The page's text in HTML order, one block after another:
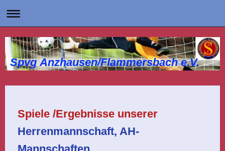
Spvg Anzhausen/Flammersbach e.V.
Spiele /Ergebnisse unserer
Herrenmannschaft, AH-